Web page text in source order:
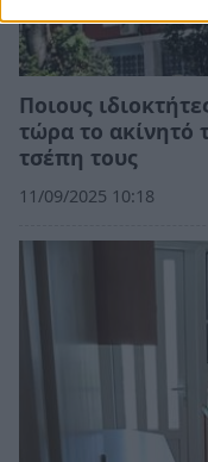
Ποιους
τώρα το ακίνητό
τσέπη τους
11/09/2025 10:18